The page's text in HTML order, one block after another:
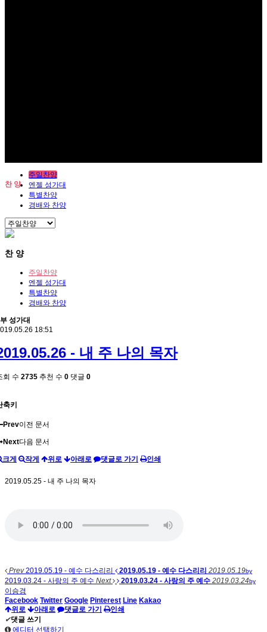
찬 양
주일찬양
엔젤 성가대
특별찬양
경배와 찬양
찬 양
주일찬양
엔젤 성가대
특별찬양
경배와 찬양
성가대
18:51
- 내 주 나의 목자
회 수 2735 추천 수 0 댓글 0
축키
Prev이전 문서
Next다음 문서
크게 작게 위로 아래로 댓글로 가기 인쇄
2019.05.25 - 내 주 나의 목자
Prev2019.05.19 - 예수 다스리리 2019.05.19 - 예수 다스리리 2019.05.19by
2019.03.24 - 사랑의 주 예수 Next 2019.03.24 - 사랑의 주 예수 2019.03.24by
이승경
Facebook Twitter Google Pinterest Line Kakao
위로
아래로 댓글로 가기
인쇄
✔댓글 쓰기
에디터 선택하기